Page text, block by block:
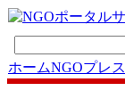
ホームNGOプレス